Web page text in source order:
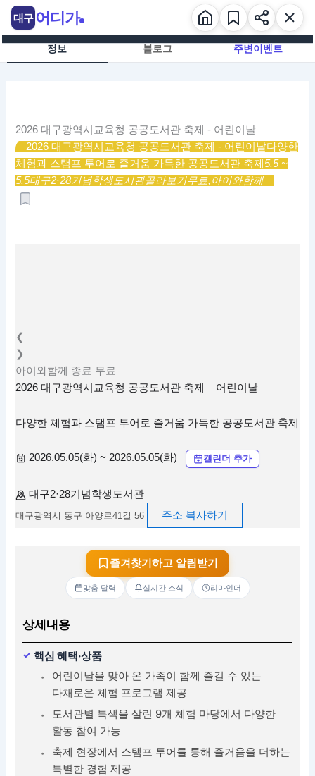
츠
정보 블로그 주변이벤트
2026 대구광역시교육청 공공도서관 축제 - 어린이날
2026 대구광역시교육청 공공도서관 축제 - 어린이날다양한
체험과 스탬프 투어로 즐거움 가득한 공공도서관 축제5.5 ~
5.5대구2·28기념학생도서관골라보기무료,아이와함께
❮
❯
아이와함께
종료 무료
2026 대구광역시교육청 공공도서관 축제 – 어린이날
다양한 체험과 스탬프 투어로 즐거움 가득한 공공도서관 축제
2026.05.05(화) ~ 2026.05.05(화) 캘린더 추가
대구2·28기념학생도서관
대구광역시 동구 아양로41길 56 주소 복사하기
즐겨찾기하고 알림받기
맞춤 달력 실시간 소식 리마인더
상세내용
핵심 혜택·상품
어린이날을 맞아 온 가족이 함께 즐길 수 있는
다채로운 체험 프로그램 제공
도서관별 특색을 살린 9개 체험 마당에서 다양한
활동 참여 가능
축제 현장에서 스탬프 투어를 통해 즐거움을 더하는
특별한 경험 제공
대구 어디가